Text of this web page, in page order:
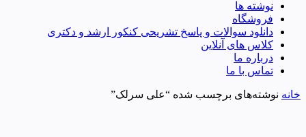
نوشته ها
فروشگاه
دانلود سوالات و پاسخ تشریحی کنکور ارشد و دکتری
کلاس های آنلاین
درباره ما
تماس با ما
خانه نوشته‌های برچسب شده “علی سرلک”